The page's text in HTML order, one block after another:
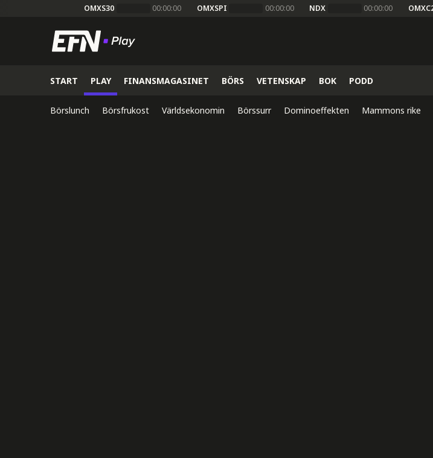
OMXS30 00:00:00 OMXSPI 00:00:00 NDX 00:00:00
START PLAY FINANSMAGASINET BÖRS VETENSKAP BOK PODD
Börslunch Börsfrukost Världsekonomin Börssurr Dominoeffekten Mammons rike